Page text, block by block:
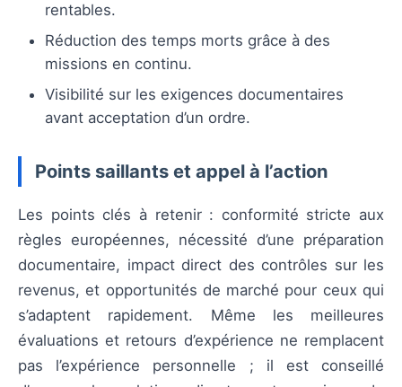
rentables.
Réduction des temps morts grâce à des
missions en continu.
Visibilité sur les exigences documentaires
avant acceptation d’un ordre.
Points saillants et appel à l’action
Les points clés à retenir : conformité stricte aux
règles européennes, nécessité d’une préparation
documentaire, impact direct des contrôles sur les
revenus, et opportunités de marché pour ceux qui
s’adaptent rapidement. Même les meilleures
évaluations et retours d’expérience ne remplacent
pas l’expérience personnelle ; il est conseillé